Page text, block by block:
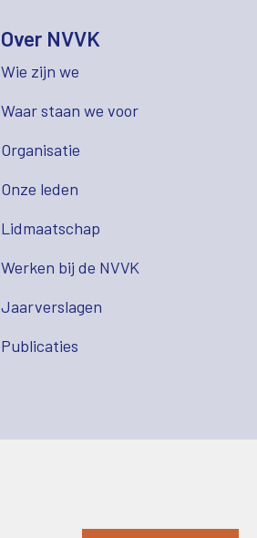
Over NVVK
Wie zijn we
Waar staan we voor
Organisatie
Onze leden
Lidmaatschap
Werken bij de NVVK
Jaarverslagen
Publicaties